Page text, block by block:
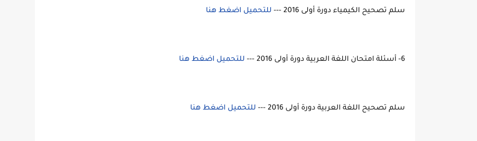
سلم تصحيح الكيمياء دورة أولى 2016 --- للتحميل اضغط هنا
6- أسئلة امتحان اللغة العربية دورة أولى 2016 --- للتحميل اضغط هنا
سلم تصحيح اللغة العربية دورة أولى 2016 --- للتحميل اضغط هنا